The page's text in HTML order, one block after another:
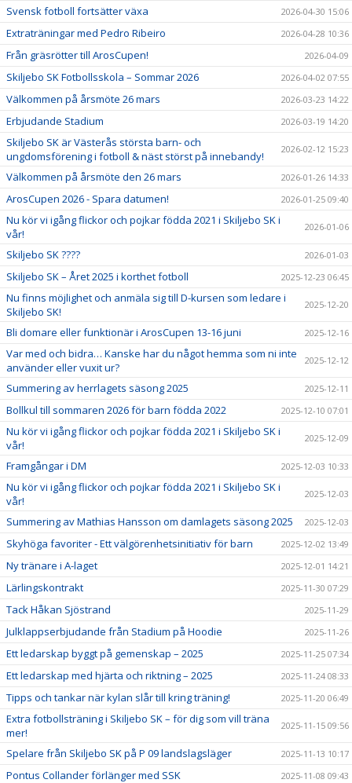
Svensk fotboll fortsätter växa 2026-04-30 15:06
Extraträningar med Pedro Ribeiro 2026-04-28 10:36
Från gräsrötter till ArosCupen! 2026-04-09
Skiljebo SK Fotbollsskola – Sommar 2026 2026-04-02 07:55
Välkommen på årsmöte 26 mars 2026-03-23 14:22
Erbjudande Stadium 2026-03-19 14:20
Skiljebo SK är Västerås största barn- och
ungdomsförening i fotboll & näst störst på innebandy!
2026-02-12 15:23
Välkommen på årsmöte den 26 mars 2026-01-26 14:33
ArosCupen 2026 - Spara datumen! 2026-01-25 09:40
Nu kör vi igång flickor och pojkar födda 2021 i Skiljebo SK i
vår!
2026-01-06
Skiljebo SK ???? 2026-01-03
Skiljebo SK – Året 2025 i korthet fotboll 2025-12-23 06:45
Nu finns möjlighet och anmäla sig till D-kursen som ledare i
Skiljebo SK!
2025-12-20
Bli domare eller funktionär i ArosCupen 13-16 juni 2025-12-16
Var med och bidra… Kanske har du något hemma som ni inte
använder eller vuxit ur?
2025-12-12
Summering av herrlagets säsong 2025 2025-12-11
Bollkul till sommaren 2026 för barn födda 2022 2025-12-10 07:01
Nu kör vi igång flickor och pojkar födda 2021 i Skiljebo SK i
vår!
2025-12-09
Framgångar i DM 2025-12-03 10:33
Nu kör vi igång flickor och pojkar födda 2021 i Skiljebo SK i
vår!
2025-12-03
Summering av Mathias Hansson om damlagets säsong 2025 2025-12-03
Skyhöga favoriter - Ett välgörenhetsinitiativ för barn 2025-12-02 13:49
Ny tränare i A-laget 2025-12-01 14:21
Lärlingskontrakt 2025-11-30 07:29
Tack Håkan Sjöstrand 2025-11-29
Julklappserbjudande från Stadium på Hoodie 2025-11-26
Ett ledarskap byggt på gemenskap – 2025 2025-11-25 07:34
Ett ledarskap med hjärta och riktning – 2025 2025-11-24 08:33
Tipps och tankar när kylan slår till kring träning! 2025-11-20 06:49
Extra fotbollsträning i Skiljebo SK – för dig som vill träna
mer!
2025-11-15 09:56
Spelare från Skiljebo SK på P 09 landslagsläger 2025-11-13 10:17
Pontus Collander förlänger med SSK 2025-11-08 09:43